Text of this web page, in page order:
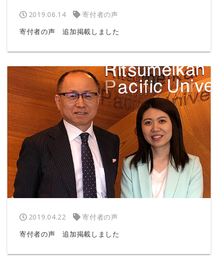
2019.06.14
寄付者の声
寄付者の声 追加掲載しました
2019.04.22
寄付者の声
寄付者の声 追加掲載しました